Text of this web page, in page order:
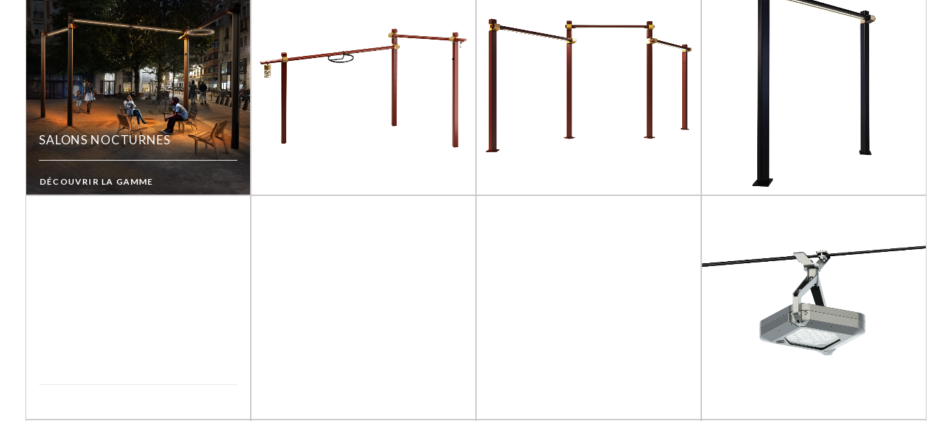
SALONS NOCTURNES
DÉCOUVRIR LA GAMME